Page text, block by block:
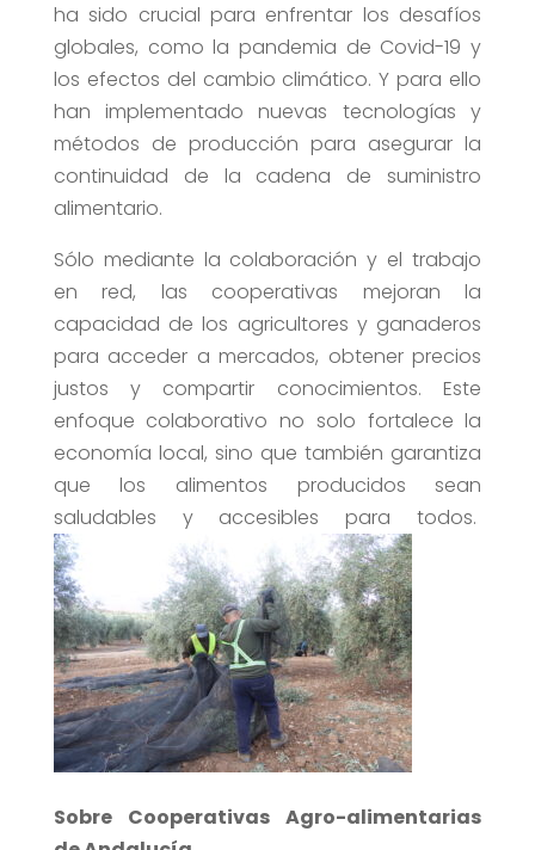
ha sido crucial para enfrentar los desafíos
globales, como la pandemia de Covid-19 y
los efectos del cambio climático. Y para ello
han implementado nuevas tecnologías y
métodos de producción para asegurar la
continuidad de la cadena de suministro
alimentario.
Sólo mediante la colaboración y el trabajo
en red, las cooperativas mejoran la
capacidad de los agricultores y ganaderos
para acceder a mercados, obtener precios
justos y compartir conocimientos. Este
enfoque colaborativo no solo fortalece la
economía local, sino que también garantiza
que los alimentos producidos sean
saludables y accesibles para todos.
Sobre Cooperativas Agro-alimentarias